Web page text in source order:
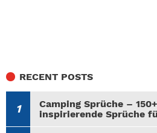
RECENT POSTS
Camping Sprüche –
inspirierende Sprüche